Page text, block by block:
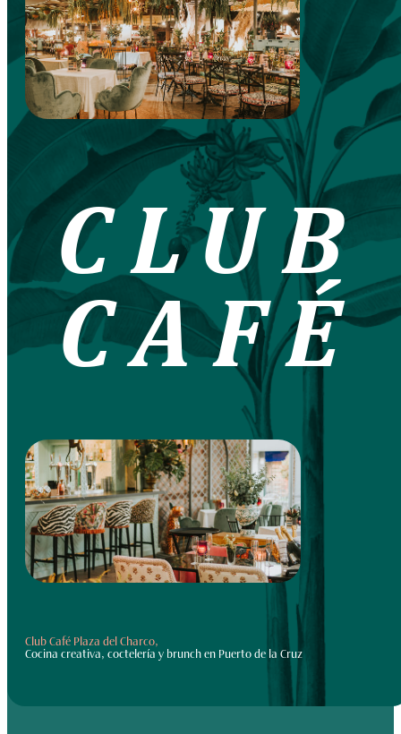
CLUB
CAFÉ
Club Café Plaza del Charco,
Cocina creativa, coctelería y brunch en Puerto de la Cruz